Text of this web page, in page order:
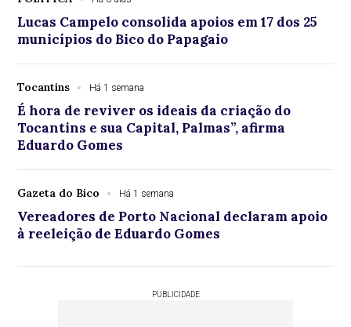
Lucas Campelo consolida apoios em 17 dos 25
municípios do Bico do Papagaio
Tocantins Há 1 semana
É hora de reviver os ideais da criação do
Tocantins e sua Capital, Palmas”, afirma
Eduardo Gomes
Gazeta do Bico Há 1 semana
Vereadores de Porto Nacional declaram apoio
à reeleição de Eduardo Gomes
PUBLICIDADE